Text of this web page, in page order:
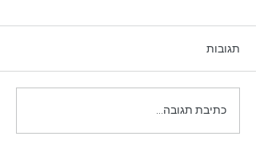
תגובות
כתיבת תגובה...